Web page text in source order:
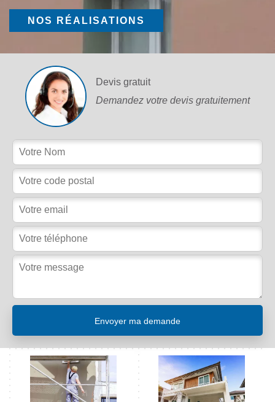
NOS RÉALISATIONS
Devis gratuit
Demandez votre devis gratuitement